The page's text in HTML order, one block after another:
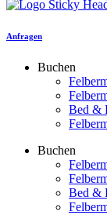
Anfragen
Buchen
Bed &
Buchen
Bed &